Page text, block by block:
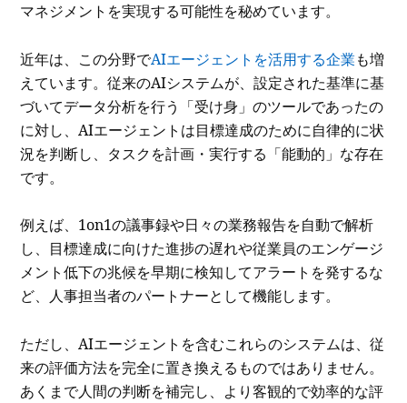
マネジメントを実現する可能性を秘めています。
近年は、この分野でAIエージェントを活用する企業も増
えています。従来のAIシステムが、設定された基準に基
づいてデータ分析を行う「受け身」のツールであったの
に対し、AIエージェントは目標達成のために自律的に状
況を判断し、タスクを計画・実行する「能動的」な存在
です。
例えば、1on1の議事録や日々の業務報告を自動で解析
し、目標達成に向けた進捗の遅れや従業員のエンゲージ
メント低下の兆候を早期に検知してアラートを発するな
ど、人事担当者のパートナーとして機能します。
ただし、AIエージェントを含むこれらのシステムは、従
来の評価方法を完全に置き換えるものではありません。
あくまで人間の判断を補完し、より客観的で効率的な評